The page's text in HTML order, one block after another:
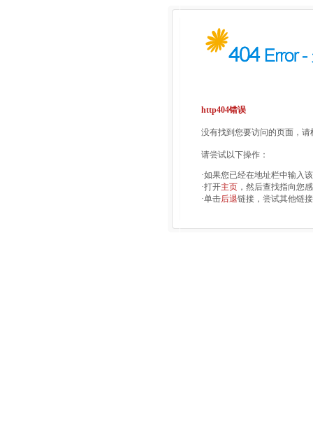
http404错误
没有找到您要访问的页面，
请尝试以下操作：
·如果您已经在地址栏中输入
·打开主页 ，然后查找指向您
·单击后退链接，尝试其他链